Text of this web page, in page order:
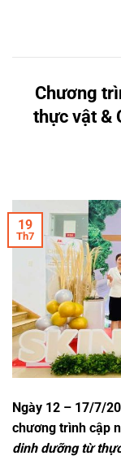
Chương
thực vật &
19
Th7
Ngày 12 – 17/7/
chương trình cập
dinh dưỡng từ